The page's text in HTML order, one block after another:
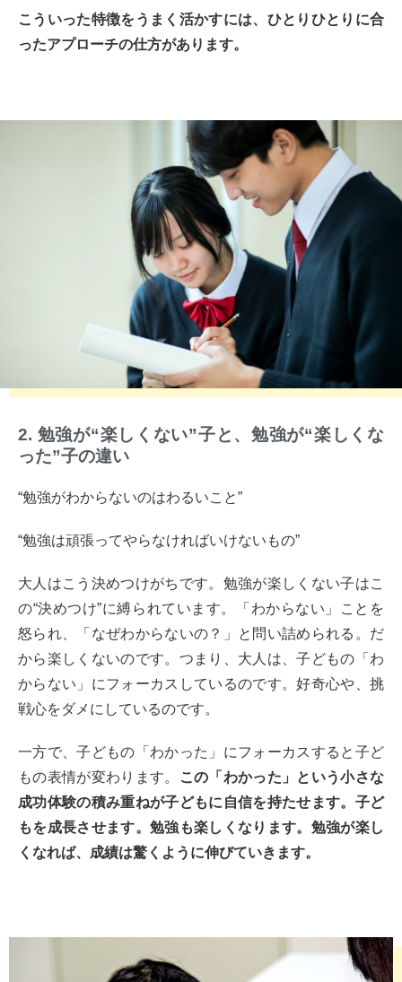
こういった特徴をうまく活かすには、ひとりひとりに合
ったアプローチの仕方があります。
2. 勉強が“楽しくない”子と、勉強が“楽しくな
った”子の違い
“勉強がわからないのはわるいこと”
“勉強は頑張ってやらなければいけないもの”
大人はこう決めつけがちです。勉強が楽しくない子はこ
の“決めつけ”に縛られています。「わからない」ことを
怒られ、「なぜわからないの？」と問い詰められる。だ
から楽しくないのです。つまり、大人は、子どもの「わ
からない」にフォーカスしているのです。好奇心や、挑
戦心をダメにしているのです。
一方で、子どもの「わかった」にフォーカスすると子ど
もの表情が変わります。
この「わかった」という小さな
成功体験の積み重ねが子どもに自信を持たせます。子ど
もを成長させます。勉強も楽しくなります。勉強が楽し
くなれば、成績は驚くように伸びていきます。